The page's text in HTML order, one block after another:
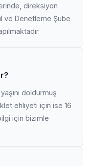
direksiyon
ve Denetleme Şube
doldurmuş
ehliyeti için ise 16
için bizimle